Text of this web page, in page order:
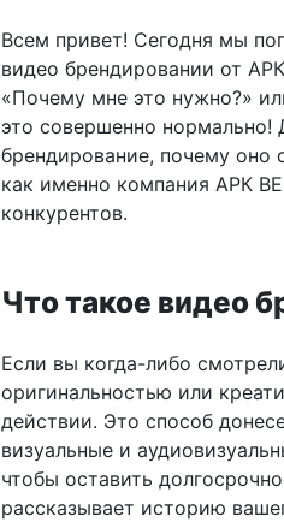
Всем привет! Сегодня мы
видео бренди­ровании от
«Почему мне это нужно?»
это совершенно нормально!
брендирование, почему оно
как именно компания АРК
конкурентов.
Что такое видео
Если вы когда-либо
оригинальностью или
действии. Это способ
визуальные и
чтобы оставить
рассказывает историю